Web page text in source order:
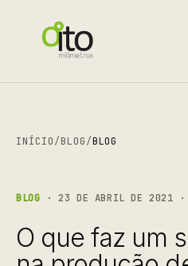
INÍCIO/BLOG/BLOG
BLOG · 23 DE ABRIL DE 2021 ·
O que faz um